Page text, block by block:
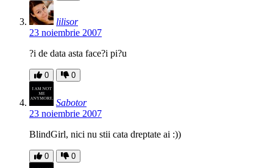
lilisor
23 noiembrie 2007
?i de data asta face?i pi?u
0 0
Sabotor
23 noiembrie 2007
BlindGirl, nici nu stii cata dreptate ai :))
0 0